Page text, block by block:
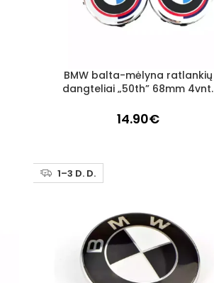
Į KREPŠELĮBMW balta-mėlyna ratlankių
dangteliai „50th” 68mm 4vnt.
14.90€
1–3 D. D.